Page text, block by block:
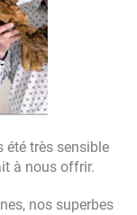
Next
été très sensible
à nous offrir.
nos superbes